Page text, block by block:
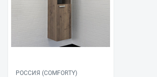
РОССИЯ (COMFORTY)